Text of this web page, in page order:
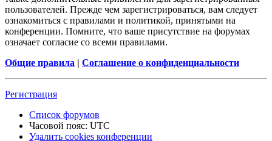
пользователей. Прежде чем зарегистрироваться, вам следует
ознакомиться с правилами и политикой, принятыми на
конференции. Помните, что ваше присутствие на форумах
означает согласие со всеми правилами.
Общие правила | Соглашение о конфиденциальности
Регистрация
Список форумов
Часовой пояс: UTC
Удалить cookies конференции